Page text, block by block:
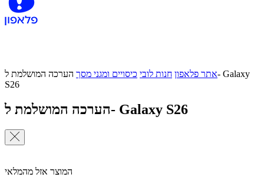
אתר פלאפון חנות לובי כיסויים ומגני מסך הערכה המושלמת ל- Galaxy
S26
הערכה המושלמת ל- Galaxy S26
המוצר אזל מהמלאי